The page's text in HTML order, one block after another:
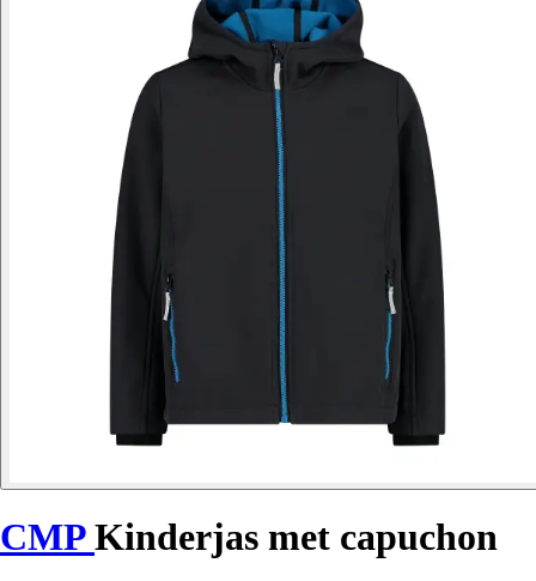
CMPKinderjas met capuchon